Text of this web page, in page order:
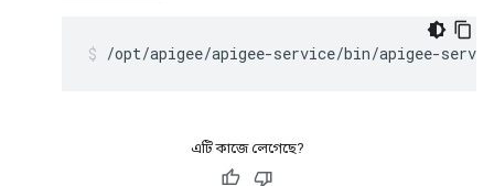
/opt/apigee/apigee-service/bin/apigee-
এটি কাজে লেগেছে?